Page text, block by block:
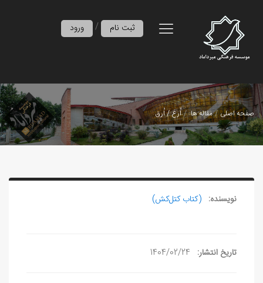
ورود / ثبت نام
صفحه اصلی مقاله ها اُرغ / اُرق
نویسنده: (کتاب کتل‌کش)
تاریخ انتشار: 1404/02/24